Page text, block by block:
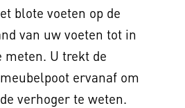
blote voeten op de
van uw voeten tot in
meten. U trekt de
ervanaf om
verhoger te weten.